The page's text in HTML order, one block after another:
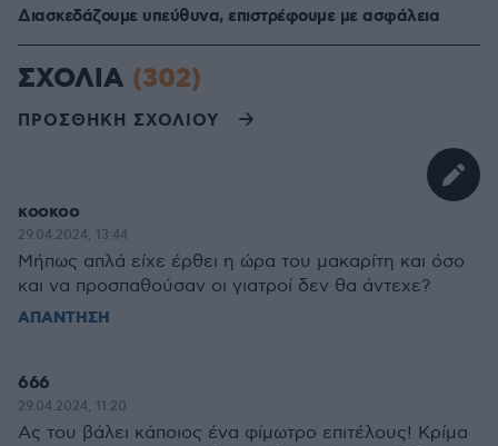
Διασκεδάζουμε υπεύθυνα, επιστρέφουμε με ασφάλεια
ΣΧΟΛΙΑ (302)
ΠΡΟΣΘΗΚΗ ΣΧΟΛΙΟΥ
κοοκοο
29.04.2024, 13:44
Μήπως απλά είχε έρθει η ώρα του μακαρίτη και όσο
και να προσπαθούσαν οι γιατροί δεν θα άντεχε?
ΑΠΑΝΤΗΣΗ
666
29.04.2024, 11:20
Ας του βάλει κάποιος ένα φίμωτρο επιτέλους! Κρίμα